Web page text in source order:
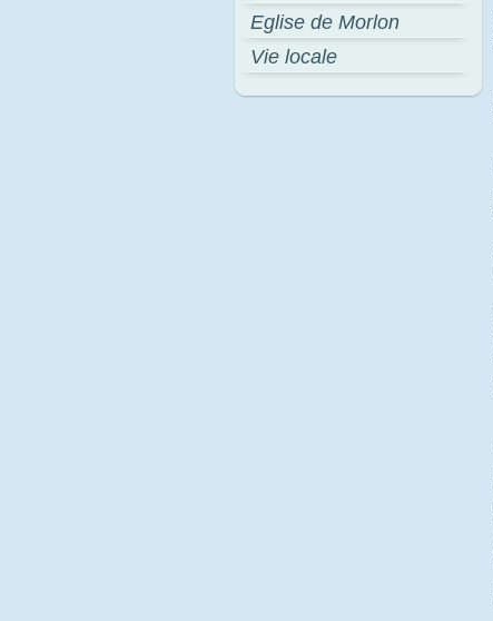
Eglise de Morlon
Vie locale